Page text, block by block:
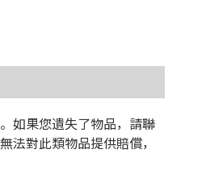
如果您遺失了物品，請聯
法對此類物品提供賠償，